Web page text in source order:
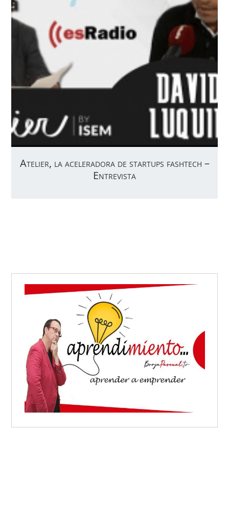
Atelier, la aceleradora de startups fashtech –
Entrevista